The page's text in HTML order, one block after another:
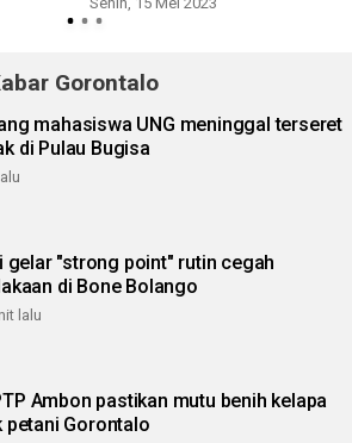
Gorontalo
mahasiswa UNG meninggal terseret
di Pulau Bugisa
gelar "strong point" rutin cegah
di Bone Bolango
lalu
Ambon pastikan mutu benih kelapa
petani Gorontalo